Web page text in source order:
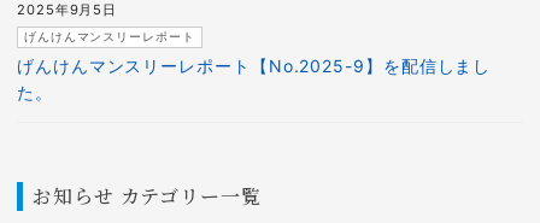
げんけんマンスリーレポート【No.2025-9】を配信しまし
た。
げんけんマンスリーレポート
2025年9月5日
お知らせ カテゴリー一覧